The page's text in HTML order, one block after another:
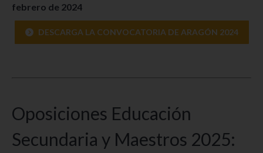
febrero de 2024
DESCARGA LA CONVOCATORIA DE ARAGÓN 2024
Oposiciones Educación
Secundaria y Maestros 2025: